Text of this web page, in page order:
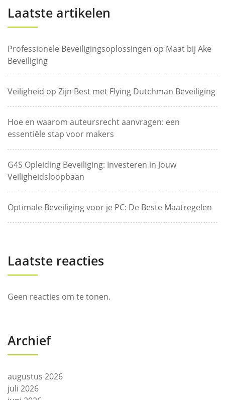
Laatste artikelen
Professionele Beveiligingsoplossingen op Maat bij Ake
Beveiliging
Veiligheid op Zijn Best met Flying Dutchman Beveiliging
Hoe en waarom auteursrecht aanvragen: een
essentiële stap voor makers
G4S Opleiding Beveiliging: Investeren in Jouw
Veiligheidsloopbaan
Optimale Beveiliging voor je PC: De Beste Maatregelen
Laatste reacties
Geen reacties om te tonen.
Archief
augustus 2026
juli 2026